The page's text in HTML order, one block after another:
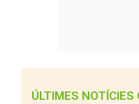
ÚLTIMES NOTÍCIES